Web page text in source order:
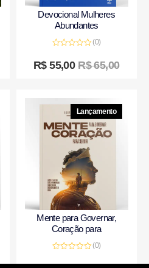
Devocional Mulheres
Abundantes
0
de
(0)
R$65,00
R$55,00
Lançamento
Mente para Governar,
Coração para
0
(0)